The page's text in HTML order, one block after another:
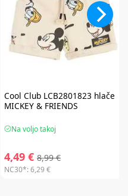
Cool ClubLCB2801823 hlače
MICKEY & FRIENDS
Na voljo takoj
4,49 € 8,99 €
NC30*:6,29 €